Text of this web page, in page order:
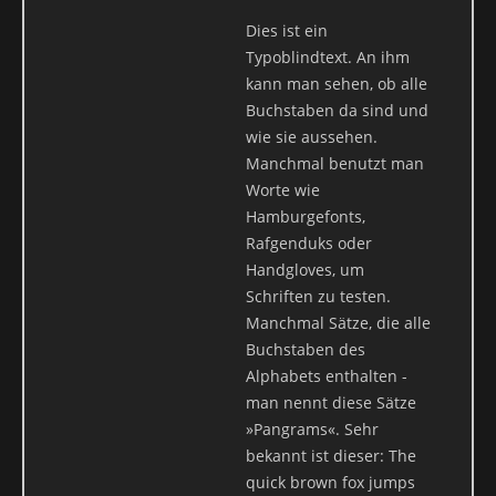
gespeichert werden, werden diese in dieser Datenschutzerklärung
gesondert behandelt.
Server-Log-Dateien
Der Provider der Seiten erhebt und speichert automatisch
Informationen in so genannten Server-Log-Dateien, die Ihr
Browser automatisch an uns übermittelt. Dies sind:
Browsertyp und Browserversion
verwendetes Betriebssystem
Referrer URL
Hostname des zugreifenden Rechners
Uhrzeit der Serveranfrage
IP-Adresse
Eine Zusammenführung dieser Daten mit anderen Datenquellen
wird nicht vorgenommen.
Grundlage für die Datenverarbeitung ist Art. 6 Abs. 1 lit. b DSGVO,
Dies ist ein
Typoblindtext. An ihm
kann man sehen, ob alle
Buchstaben da sind und
wie sie aussehen.
Manchmal benutzt man
Worte wie
Hamburgefonts,
Rafgenduks oder
Handgloves, um
Schriften zu testen.
Manchmal Sätze, die alle
Buchstaben des
Alphabets enthalten -
man nennt diese Sätze
»Pangrams«. Sehr
bekannt ist dieser: The
quick brown fox jumps